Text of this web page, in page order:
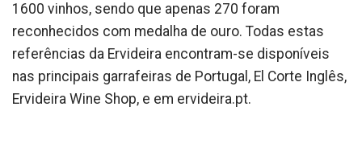
1600 vinhos, sendo que apenas 270 foram
reconhecidos com medalha de ouro. Todas estas
referências da Ervideira encontram-se disponíveis
nas principais garrafeiras de Portugal, El Corte Inglês,
Ervideira Wine Shop, e em ervideira.pt.